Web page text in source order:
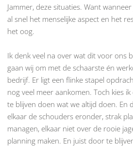
Jammer, deze situaties. Want
al snel het menselijke aspect en het
het oog.
Ik denk veel na over wat dit voor ons
gaan wij om met de schaarste én
bedrijf. Er ligt een flinke stapel
nog veel meer aankomen. Toch kies
te blijven doen wat we altijd doen. En
elkaar de schouders eronder, strak
managen, elkaar niet over de rooie
planning maken. En juist door te